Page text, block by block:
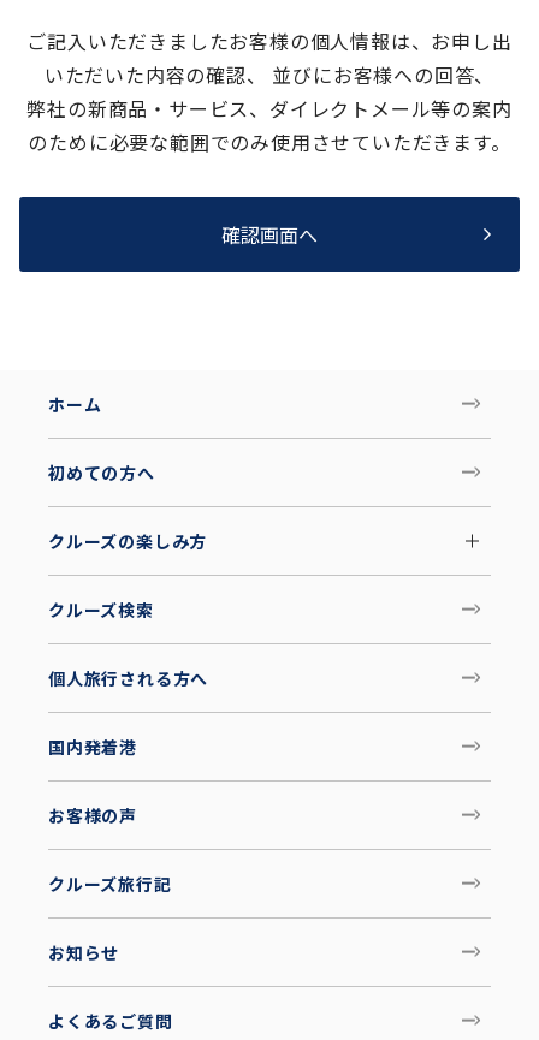
ご記入いただきましたお客様の個人情報は、お申し出
いただいた内容の確認、 並びにお客様への回答、
弊社の新商品・サービス、ダイレクトメール等の案内
のために必要な範囲でのみ使用させていただきます。
確認画面へ
ホーム
初めての方へ
クルーズの楽しみ方
クルーズ検索
個人旅行される方へ
国内発着港
お客様の声
クルーズ旅行記
お知らせ
よくあるご質問